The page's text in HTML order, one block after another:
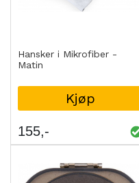
Hansker i Mikrofiber -
Matin
Kjøp
155